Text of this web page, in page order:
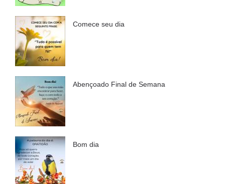
Comece seu dia
Abençoado Final de Semana
Bom dia